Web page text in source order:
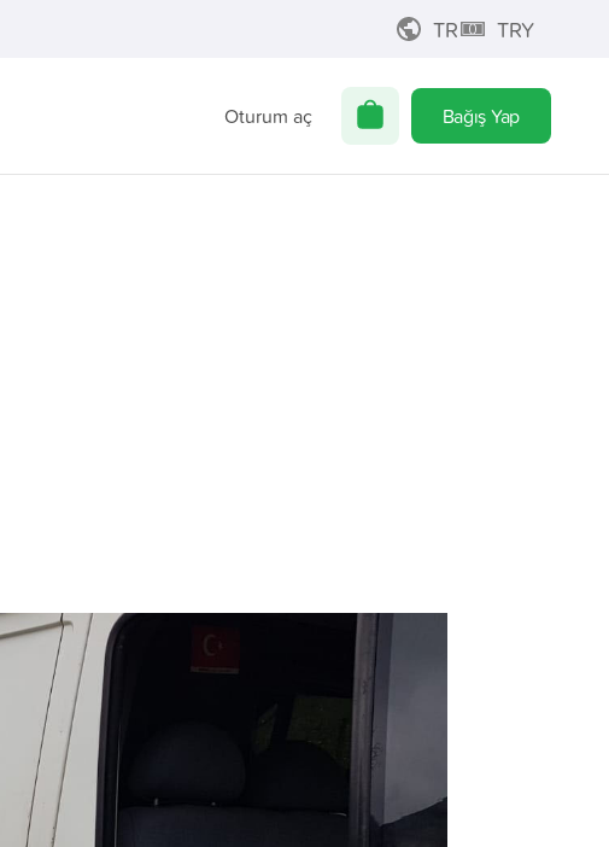
TR TRY
Oturum aç Bağış Yap